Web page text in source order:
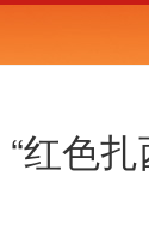
红色扎